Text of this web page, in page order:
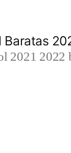
Baratas
2021 2022